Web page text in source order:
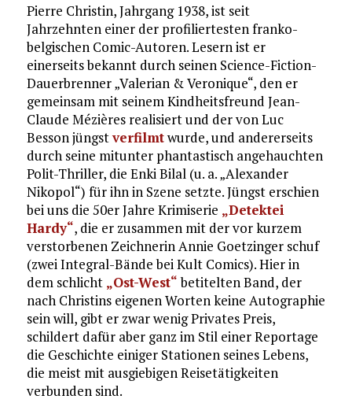
Pierre Christin, Jahrgang 1938, ist seit
Jahrzehnten einer der profiliertesten franko-
belgischen Comic-Autoren. Lesern ist er
einerseits bekannt durch seinen Science-Fiction-
Dauerbrenner „Valerian & Veronique“, den er
gemeinsam mit seinem Kindheitsfreund Jean-
Claude Mézières realisiert und der von Luc
Besson jüngstverfilmtwurde, und andererseits
durch seine mitunter phantastisch angehauchten
Polit-Thriller, die Enki Bilal (u. a. „Alexander
Nikopol“) für ihn in Szene setzte. Jüngst erschien
bei uns die 50er Jahre Krimiserie „Detektei
Hardy“, die er zusammen mit der vor kurzem
verstorbenen Zeichnerin Annie Goetzinger schuf
(zwei Integral-Bände bei Kult Comics). Hier in
dem schlicht „Ost-West“betitelten Band, der
nach Christins eigenen Worten keine Autographie
sein will, gibt er zwar wenig Privates Preis,
schildert dafür aber ganz im Stil einer Reportage
die Geschichte einiger Stationen seines Lebens,
die meist mit ausgiebigen Reisetätigkeiten
verbunden sind.